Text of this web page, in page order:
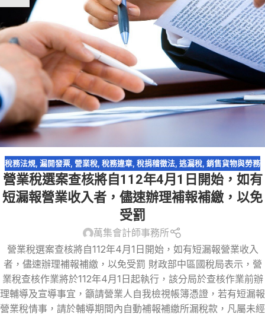
稅務法規 漏開發票 營業稅 稅務違章 稅捐稽徵法 逃漏稅 銷售貨物與勞務
營業稅選案查核將自112年4月1日開始，如有
短漏報營業收入者，儘速辦理補報補繳，以免
受罰
萬集會計師事務所
營業稅選案查核將自112年4月1日開始，如有短漏報營業收入
者，儘速辦理補報補繳，以免受罰 財政部中區國稅局表示，營
業稅查核作業將於112年4月1日起執行，該分局於查核作業前辦
理輔導及宣導事宜，籲請營業人自我檢視帳簿憑證，若有短漏報
營業稅情事，請於輔導期間內自動補報補繳所漏稅款，凡屬未經